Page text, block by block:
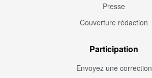
Presse
Couverture rédaction
Participation
Envoyez une correction